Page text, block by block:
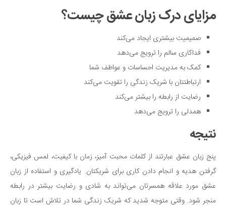
مزایای درک زبان عشق چیست؟
صمیمیت بیشتری ایجاد می‌کند
فداکاری سالم را ترویج می‌دهد
کمک به مدیریت احساسات و عواطف شما
ارتباطتتان با شریک زندگی را تقویت می‌کند
رضایت از رابطه را بیشتر می‌کند
همدلی را ترویج می‌دهد
نتیجه
پنج زبان عشق عبارتند از کلمات محبت آمیز، زمان با کیفیت، لمس فیزیکی،
گرفتن هدیه و انجام دادن کاری برای شریکتان. یادگیری و استفاده از زبان
عشق مورد علاقه همسرتان می‌تواند به شادی و رضایت بیشتر در رابطه
منجر شود. وقتی متوجه شدید که شریک زندگی شما در تلاش است تا زبان